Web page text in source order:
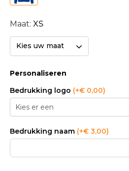
Maat: XS
Kies uw maat
Personaliseren
Bedrukking logo (+€ 0,00)
Bedrukking naam (+€ 3,00)